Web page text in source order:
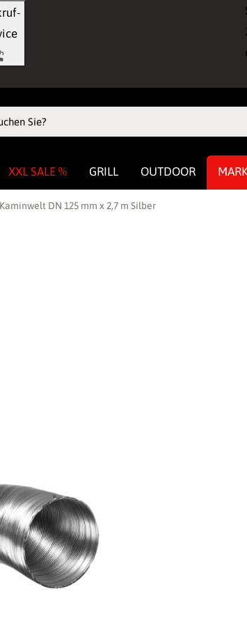
XXL SALE % GRILL OUTDOOR
DN 125 mm x 2,7 m Silber